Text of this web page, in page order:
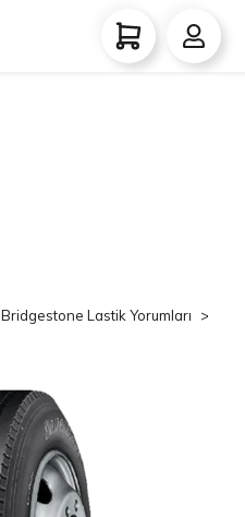
Bridgestone Lastik Yorumları